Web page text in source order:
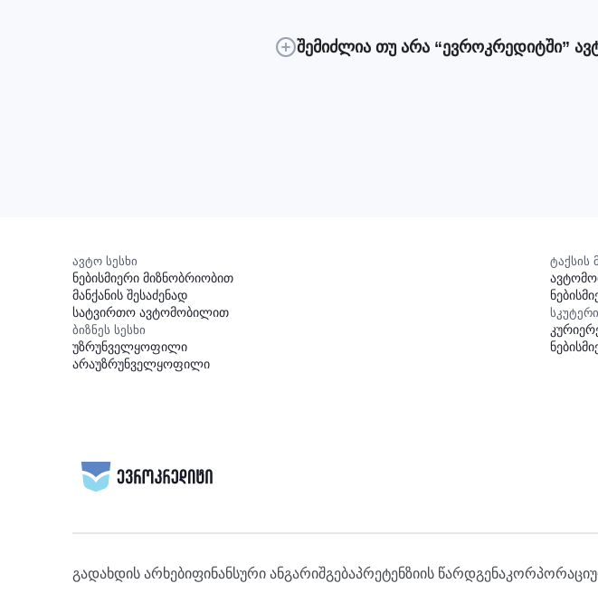
შემიძლია თუ არა “ევროკრედიტში”
ავტო სესხი
ნებისმიერი მიზნობრიობით
მანქანის შესაძენად
სატვირთო ავტომობილით
ბიზნეს სესხი
უზრუნველყოფილი
არაუზრუნველყოფილი
ტაქსის
გადახდის არხებიფინანსური ანგარიშგებაპრეტენზიის წარდგენა